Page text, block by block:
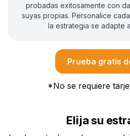
probadas exitosamente con
suyas propias. Personalice
la estrategia se adapte
Prueba gratis
*No se requiere
Elija su